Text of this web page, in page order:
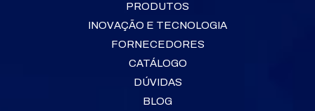
PRODUTOS
INOVAÇÃO E TECNOLOGIA
FORNECEDORES
CATÁLOGO
DÚVIDAS
BLOG